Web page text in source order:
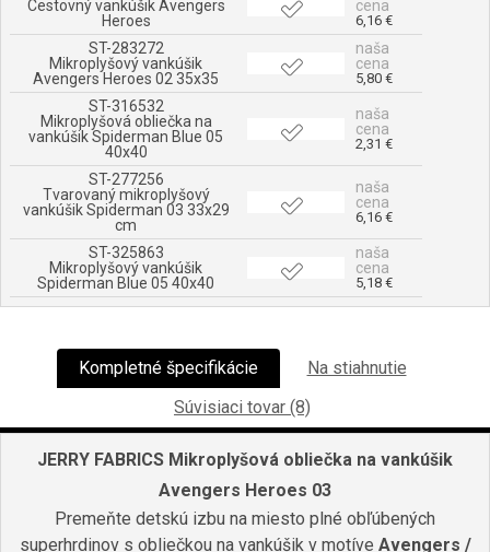
Cestovný vankúšik Avengers
Heroes
cena
6,16 €
ST-283272
Mikroplyšový vankúšik
Avengers Heroes 02 35x35
naša
cena
5,80 €
ST-316532
Mikroplyšová obliečka na
vankúšik Spiderman Blue 05
40x40
naša
cena
2,31 €
ST-277256
Tvarovaný mikroplyšový
vankúšik Spiderman 03 33x29
cm
naša
cena
6,16 €
ST-325863
Mikroplyšový vankúšik
Spiderman Blue 05 40x40
naša
cena
5,18 €
Kompletné špecifikácie
Na stiahnutie
Súvisiaci tovar (8)
JERRY FABRICS Mikroplyšová obliečka na vankúšik
Avengers Heroes 03
Premeňte detskú izbu na miesto plné obľúbených
superhrdinov s obliečkou na vankúšik v motíve Avengers /